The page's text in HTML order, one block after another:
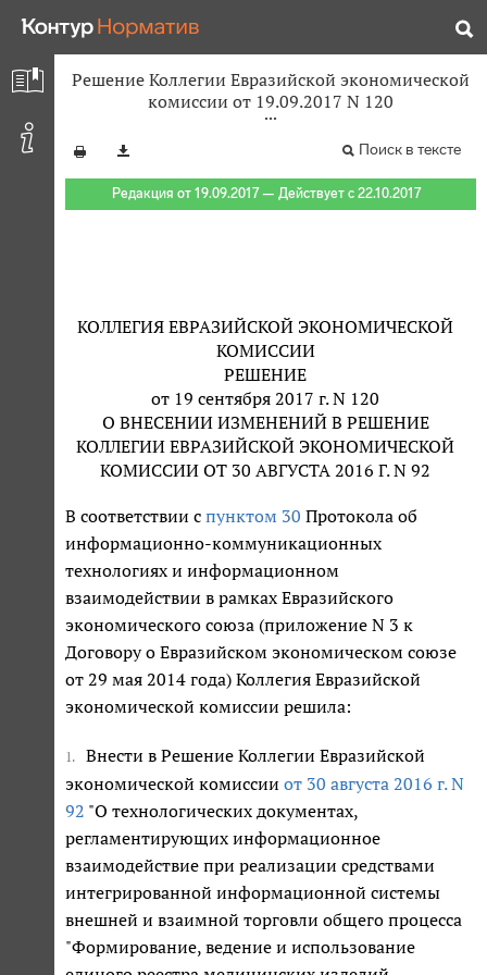
Решение Коллегии Евразийской экономической
комиссии от 19.09.2017 N 120
Поиск в тексте
Редакция от 19.09.2017 — Действует с 22.10.2017
КОЛЛЕГИЯ ЕВРАЗИЙСКОЙ ЭКОНОМИЧЕСКОЙ
КОМИССИИ
РЕШЕНИЕ
от 19 сентября 2017 г. N 120
О ВНЕСЕНИИ ИЗМЕНЕНИЙ В РЕШЕНИЕ
КОЛЛЕГИИ ЕВРАЗИЙСКОЙ ЭКОНОМИЧЕСКОЙ
КОМИССИИ ОТ 30 АВГУСТА 2016 Г. N 92
В соответствии с пунктом 30 Протокола об
информационно-коммуникационных
технологиях и информационном
взаимодействии в рамках Евразийского
экономического союза (приложение N 3 к
Договору о Евразийском экономическом союзе
от 29 мая 2014 года) Коллегия Евразийской
экономической комиссии решила:
1.
Внести в Решение Коллегии Евразийской
экономической комиссии от 30 августа 2016 г. N
92 "О технологических документах,
регламентирующих информационное
взаимодействие при реализации средствами
интегрированной информационной системы
внешней и взаимной торговли общего процесса
"Формирование, ведение и использование